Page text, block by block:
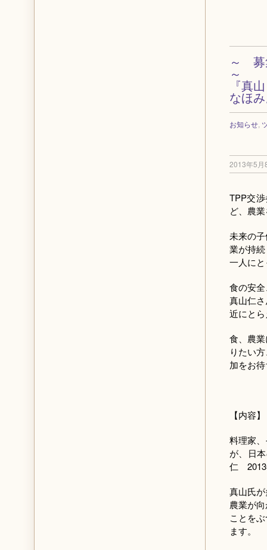
～ 募
『真
なほ
お知らせ,
2013年5月
TPP交
ど、農
未来の
業が持
一人に
食の安
真山仁
近にと
食、農
りたい
加をお
【内容】
料理家
が、日
仁 2013
真山氏
農業が
ことを
ます。